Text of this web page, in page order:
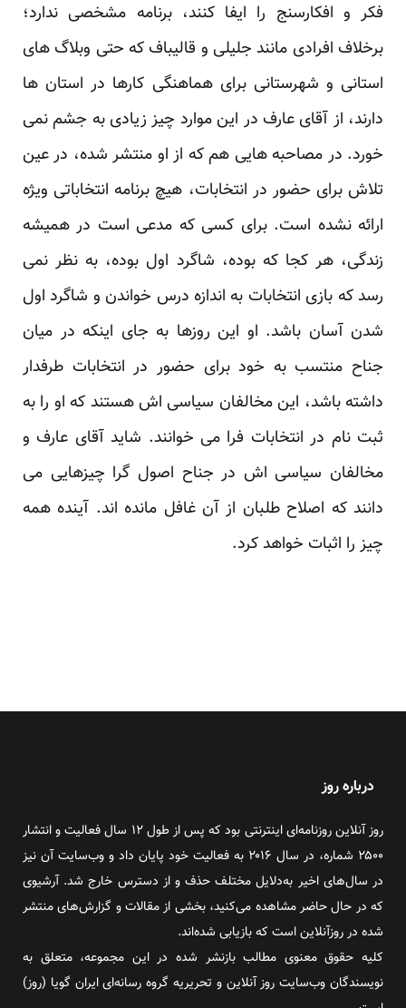
فکر و افکارسنج را ایفا کنند، برنامه مشخصی ندارد؛
برخلاف افرادی مانند جلیلی و قالیباف که حتی وبلاگ های
استانی و شهرستانی برای هماهنگی کارها در استان ها
دارند، از آقای عارف در این موارد چیز زیادی به جشم نمی
خورد. در مصاحبه هایی هم که از او منتشر شده، در عین
تلاش برای حضور در انتخابات، هیچ برنامه انتخاباتی ویژه
ارائه نشده است. برای کسی که مدعی است در همیشه
زندگی، هر کجا که بوده، شاگرد اول بوده، به نظر نمی
رسد که بازی انتخابات به اندازه درس خواندن و شاگرد اول
شدن آسان باشد. او این روزها به جای اینکه در میان
جناح منتسب به خود برای حضور در انتخابات طرفدار
داشته باشد، این مخالفان سیاسی اش هستند که او را به
ثبت نام در انتخابات فرا می خوانند. شاید آقای عارف و
مخالفان سیاسی اش در جناح اصول گرا چیزهایی می
دانند که اصلاح طلبان از آن غافل مانده اند. آینده همه
چیز را اثبات خواهد کرد.
درباره روز
روز آنلاین روزنامه‌ای اینترنتی بود که پس از طول ۱۲ سال فعالیت و انتشار
۲۵۰۰ شماره، در سال ۲۰۱۶ به فعالیت خود پایان داد و وب‌سایت آن نیز
در سال‌های اخیر به‌دلایل مختلف حذف و از دسترس خارج شد. آرشیوی
که در حال حاضر مشاهده می‌کنید، بخشی از مقالات و گزارش‌های منتشر
شده در روزآنلاین است که بازیابی شده‌اند.
کلیه حقوق معنوی مطالب بازنشر شده در این مجموعه، متعلق به
نویسندگان وب‌سایت روز آنلاین و تحریریه گروه رسانه‌ای ایران گویا (روز)